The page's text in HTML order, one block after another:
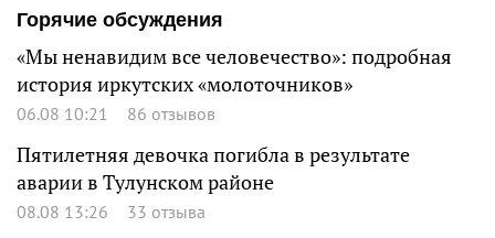
Горячие обсуждения
«Мы ненавидим все человечество»: подробная
история иркутских «молоточников»
06.08 10:21 86 отзывов
Пятилетняя девочка погибла в результате
аварии в Тулунском районе
08.08 13:26 33 отзыва